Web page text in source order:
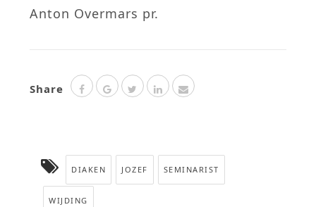
Anton Overmars pr.
Share
DIAKEN JOZEF SEMINARIST
WIJDING